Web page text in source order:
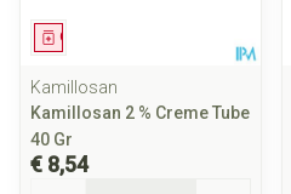
Geneesmiddel
Kamillosan
Kamillosan 2 % Creme Tube
40 Gr
€ 8,54